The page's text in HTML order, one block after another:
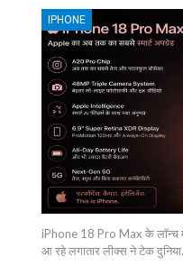
IPHONE
iPhone 18 Pro Max के लॉन्च
आ रहे लगातार लीक्स ने टेक